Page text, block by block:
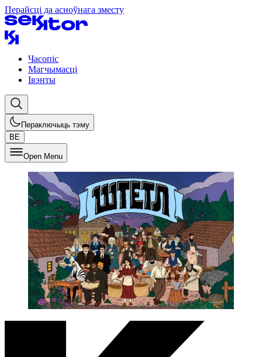
Перайсці да асноўнага зместу
Часопіс
Магчымасці
Івэнты
Пераключыць тэму
BE
Open Menu